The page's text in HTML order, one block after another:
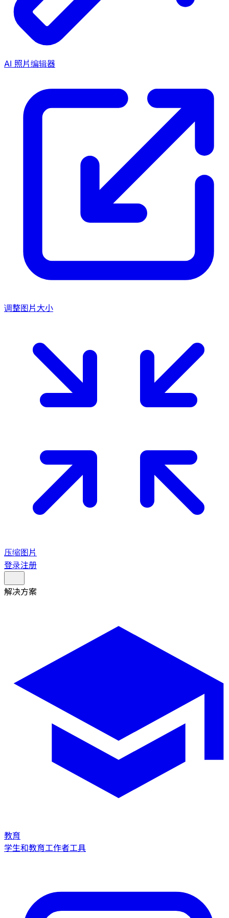
AI 照片编辑器
调整图片大小
压缩图片
登录注册
解决方案
教育
学生和教育工作者工具